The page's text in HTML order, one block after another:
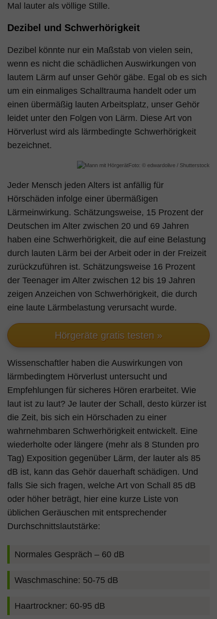
Mal lauter als völlige Stille.
Dezibel und Schwerhörigkeit
Dezibel könnte nur ein Maßstab von vielen sein,
wenn es nicht die schädlichen Auswirkungen von
lautem Lärm auf unser Gehör gäbe. Egal ob es sich
um ein einmaliges Schalltrauma handelt oder um
einen übermäßig lauten Arbeitsplatz, unser Gehör
leidet unter den Folgen von Lärm. Diese Art von
Hörverlust wird als lärmbedingte Schwerhörigkeit
bezeichnet.
Foto: © edwardolive / Shutterstock
Jeder Mensch jeden Alters ist anfällig für
Hörschäden infolge einer übermäßigen
Lärmeinwirkung. Schätzungsweise, 15 Prozent der
Deutschen im Alter zwischen 20 und 69 Jahren
haben eine Schwerhörigkeit, die auf eine Belastung
durch lauten Lärm bei der Arbeit oder in der Freizeit
zurückzuführen ist. Schätzungsweise 16 Prozent
der Teenager im Alter zwischen 12 bis 19 Jahren
zeigen Anzeichen von Schwerhörigkeit, die durch
eine laute Lärmbelastung verursacht wurde.
Hörgeräte gratis testen »
Wissenschaftler haben die Auswirkungen von
lärmbedingtem Hörverlust untersucht und
Empfehlungen für sicheres Hören erarbeitet. Wie
laut ist zu laut? Je lauter der Schall, desto kürzer ist
die Zeit, bis sich ein Hörschaden zu einer
wahrnehmbaren Schwerhörigkeit entwickelt. Eine
wiederholte oder längere (mehr als 8 Stunden pro
Tag) Exposition gegenüber Lärm, der lauter als 85
dB ist, kann das Gehör dauerhaft schädigen. Und
falls Sie sich fragen, welche Art von Schall 85 dB
oder höher beträgt, hier eine kurze Liste von
üblichen Geräuschen mit entsprechender
Durchschnittslautstärke:
Normales Gespräch – 60 dB
Waschmaschine: 50-75 dB
Haartrockner: 60-95 dB